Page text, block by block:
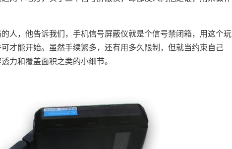
人，他告诉我们，手机信号屏蔽仪就是个信号禁闭箱，用这个玩
才能开始。虽然手续繁多，还有用多久限制，但就当约束自己
力和覆盖面积之类的小细节。